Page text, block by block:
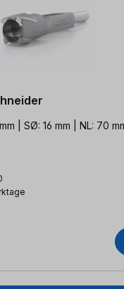
| SØ: 16 mm | NL: 70